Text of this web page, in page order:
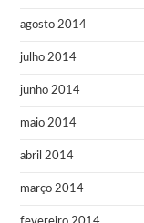
agosto 2014
julho 2014
junho 2014
maio 2014
abril 2014
março 2014